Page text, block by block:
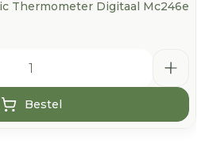
Thermometer Digitaal Mc246e
Bestel